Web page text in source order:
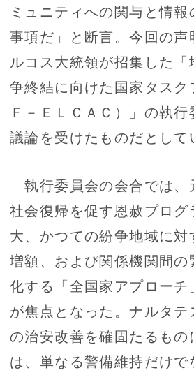
ミュニティへの関与と情
事項だ」と断言。今回の
ルコス大統領が招集した
争終結に向けた国家タスク
Ｆ－ＥＬＣＡＣ）」の執
議論を受けたものだとして
執行委員会の会合では、
社会復帰を促す恩赦プロ
大、かつての紛争地域に
増額、および関係機関間の
化する「全国家アプロー
が焦点となった。ナルタ
の治安改善を確固たるもの
は、単なる警備維持だけ